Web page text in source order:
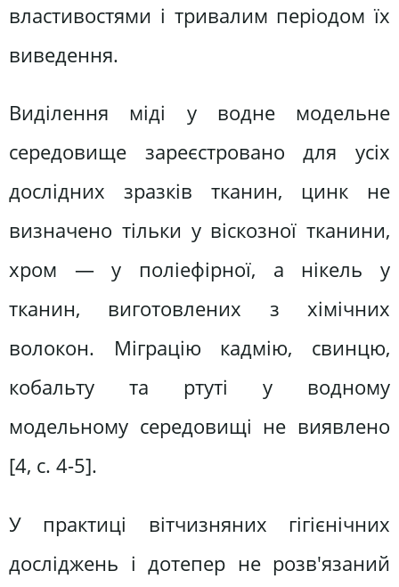
властивостями і тривалим періодом їх
виведення.
Виділення міді у водне модельне
середовище зареєстровано для усіх
дослідних зразків тканин, цинк не
визначено тільки у віскозної тканини,
хром — у поліефірної, а нікель у
тканин, виготовлених з хімічних
волокон. Міграцію кадмію, свинцю,
кобальту та ртуті у водному
модельному середовищі не виявлено
[4, c. 4-5].
У практиці вітчизняних гігієнічних
досліджень і дотепер не розв'язаний